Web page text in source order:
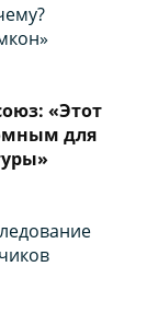
«Этот
для